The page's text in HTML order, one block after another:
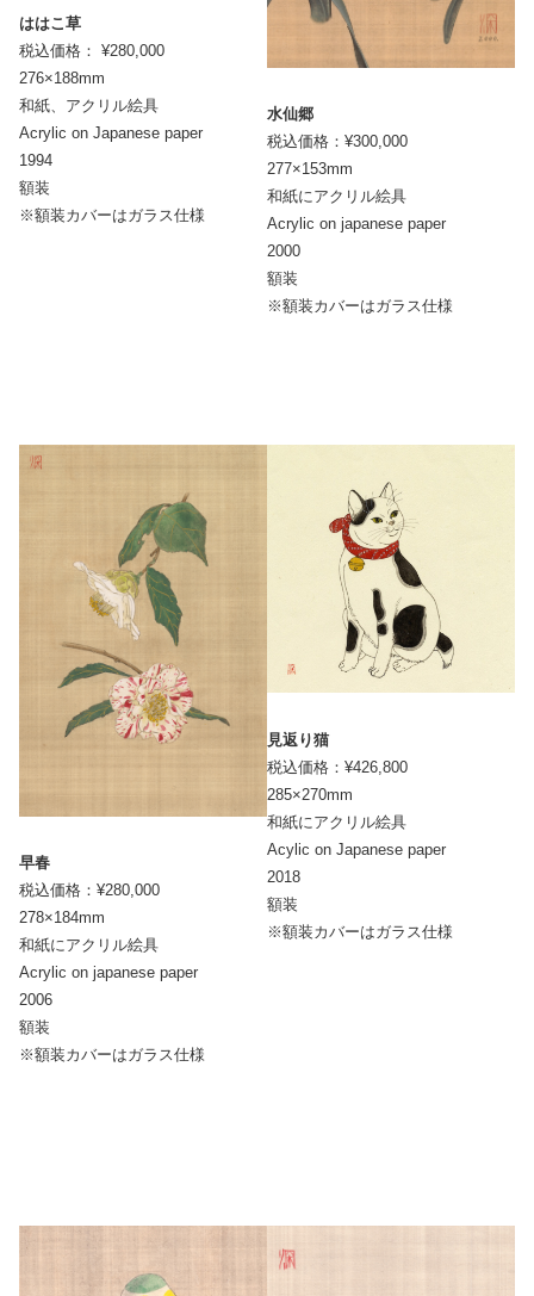
ははこ草
税込価格： ¥280,000
276×188mm
和紙、アクリル絵具
Acrylic on Japanese paper
1994
額装
※額装カバーはガラス仕様
水仙郷
税込価格：¥300,000
277×153mm
和紙にアクリル絵具
Acrylic on japanese paper
2000
額装
※額装カバーはガラス仕様
早春
税込価格：¥280,000
278×184mm
和紙にアクリル絵具
Acrylic on japanese paper
2006
額装
※額装カバーはガラス仕様
見返り猫
税込価格：¥426,800
285×270mm
和紙にアクリル絵具
Acylic on Japanese paper
2018
額装
※額装カバーはガラス仕様